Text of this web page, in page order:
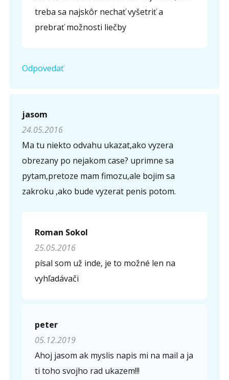
treba sa najskôr nechať vyšetriť a
prebrať možnosti liečby
Odpovedať
jasom
24.05.2016
Ma tu niekto odvahu ukazat,ako vyzera
obrezany po nejakom case? uprimne sa
pytam,pretoze mam fimozu,ale bojim sa
zakroku ,ako bude vyzerat penis potom.
Roman Sokol
25.05.2016
písal som už inde, je to možné len na
vyhľadávači
peter
05.12.2019
Ahoj jasom ak myslis napis mi na mail a ja
ti toho svojho rad ukazem!!!